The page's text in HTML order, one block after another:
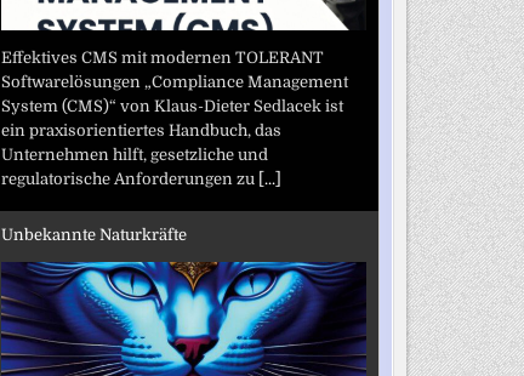
Effektives CMS mit modernen TOLERANT
Softwarelösungen „Compliance Management
System (CMS)“ von Klaus-Dieter Sedlacek ist
ein praxisorientiertes Handbuch, das
Unternehmen hilft, gesetzliche und
regulatorische Anforderungen zu [...]
Unbekannte Naturkräfte